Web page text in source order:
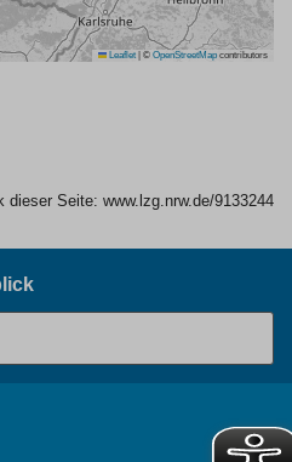
Leaflet © OpenStreetMap contributors
dieser Seite: www.lzg.nrw.de/9133244